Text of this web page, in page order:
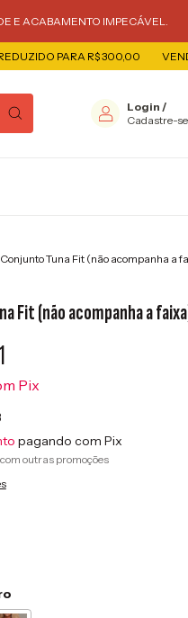
E ACABAMENTO IMPECÁVEL.
PARA R$ 300,00 VENDA POR
Login /
Cadastre-se
Conjunto Tuna Fit (não acompanha a
Fit (não acompanha a
Pix
pagando com Pix
outras promoções